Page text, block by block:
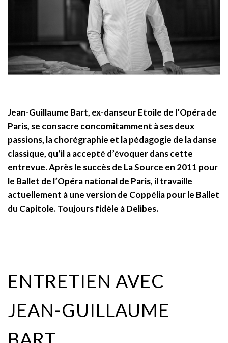
Jean-Guillaume Bart, ex-danseur Etoile de l’Opéra de
Paris, se consacre concomitamment à ses deux
passions, la chorégraphie et la pédagogie de la danse
classique, qu’il a accepté d’évoquer dans cette
entrevue. Après le succès de La Source en 2011 pour
le Ballet de l’Opéra national de Paris, il travaille
actuellement à une version de Coppélia pour le Ballet
du Capitole. Toujours fidèle à Delibes.
ENTRETIEN AVEC
JEAN-GUILLAUME